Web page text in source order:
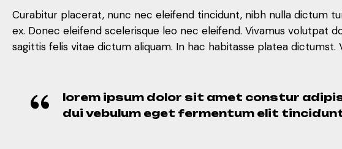
Curabitur placerat, nunc nec eleifend tincidunt, nibh nulla dictum
ex. Donec eleifend scelerisque leo nec eleifend. Vivamus volutpat
sagittis felis vitae dictum aliquam. In hac habitasse platea dictumst.
lorem ipsum dolor sit amet constur
dui vebulum eget fermentum elit